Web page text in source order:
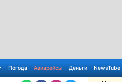
Погода Авиарейсы Деньги NewsTube